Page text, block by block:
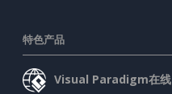
特色产品
Visual Paradigm在线